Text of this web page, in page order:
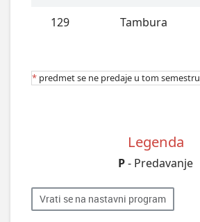
129 Tambura
* predmet se ne predaje u tom semestru
Legenda
P- Predavanje
Vrati se na nastavni program